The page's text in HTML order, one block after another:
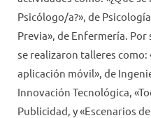
Psicólogo/a?», de
Previa», de Enfermería.
se realizaron talleres
aplicación móvil», de
Innovación Tecnológica,
Publicidad, y «Escenarios